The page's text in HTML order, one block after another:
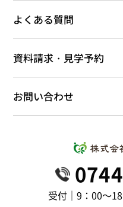
受付｜9：00～
よくある質問
資料請求・見学予約
お問い合わせ